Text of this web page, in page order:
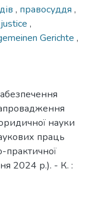
, правосуддя ,
justice ,
Gerichte ,
науки
праць
практичної
2024 р.). - К. :